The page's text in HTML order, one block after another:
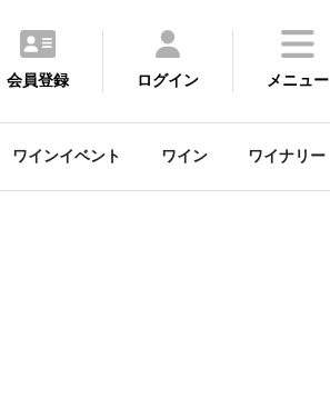
会員登録 ログイン メニュー
ワインイベント ワイン ワイナリー